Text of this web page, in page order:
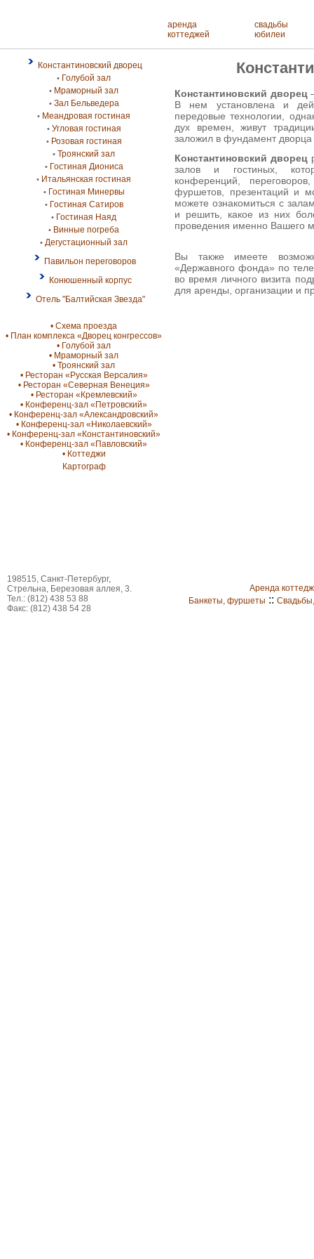
аренда
коттеджей
свадьбы
юбилеи
Константиновский дворец
• Голубой зал
• Мраморный зал
• Зал Бельведера
• Меандровая гостиная
• Угловая гостиная
• Розовая гостиная
• Троянский зал
• Гостиная Диониса
• Итальянская гостиная
• Гостиная Минервы
• Гостиная Сатиров
• Гостиная Наяд
• Винные погреба
• Дегустационный зал
Павильон переговоров
Конюшенный корпус
Отель "Балтийская Звезда"
• Схема проезда
• План комплекса «Дворец конгрессов»
• Голубой зал
• Мраморный зал
• Троянский зал
• Ресторан «Русская Версалия»
• Ресторан «Северная Венеция»
• Ресторан «Кремлевский»
• Конференц-зал «Петровский»
• Конференц-зал «Александровский»
• Конференц-зал «Николаевский»
• Конференц-зал «Константиновский»
• Конференц-зал «Павловский»
• Коттеджи
Картограф
Константиновский дворец
В нем установлена и
передовые технологии,
дух времен, живут
заложил в фундамент
Константиновский дворец
залов и гостиных,
конференций,
фуршетов, презентаций и
можете ознакомиться с
и решить, какое из них
проведения именно Вашего
Вы также имеете
«Державного фонда» по
во время личного визита
для аренды, организации и
198515, Санкт-Петербург,
Стрельна, Березовая аллея, 3.
Тел.: (812) 438 53 88
Факс: (812) 438 54 28
Аренда
Банкеты, фуршеты ::